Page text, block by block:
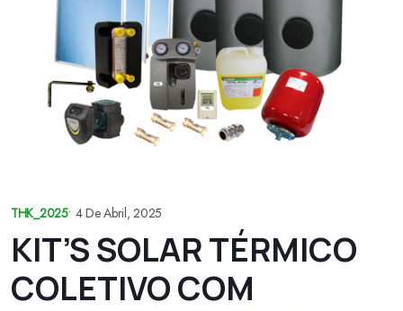
THK_2025• 4 De Abril, 2025
KIT’S SOLAR TÉRMICO
COLETIVO COM